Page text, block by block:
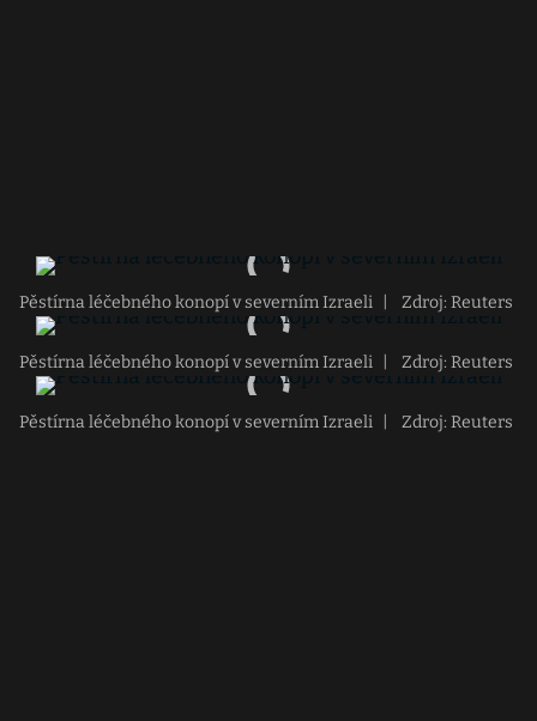
Pěstírna léčebného konopí v severním Izraeli Zdroj: Reuters
Pěstírna léčebného konopí v severním Izraeli Zdroj: Reuters
Pěstírna léčebného konopí v severním Izraeli Zdroj: Reuters